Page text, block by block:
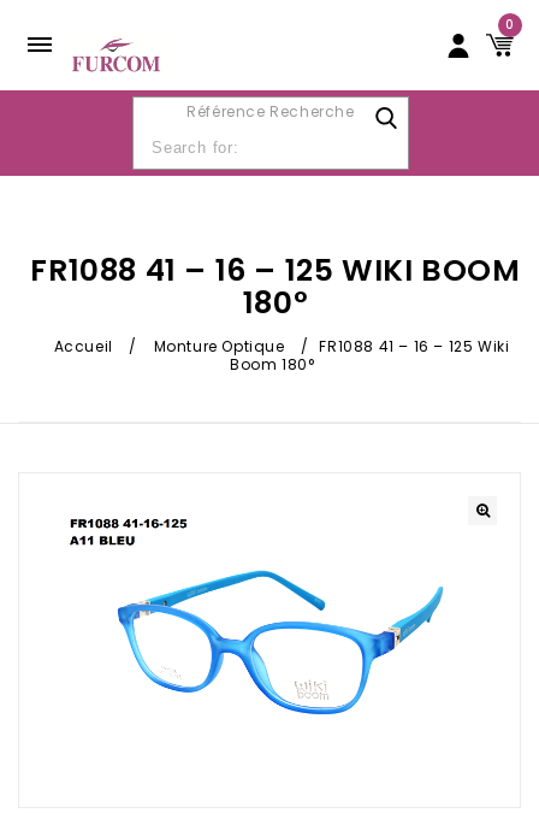
0
Référence Recherche
FR1088 41 – 16 – 125 WIKI BOOM
180°
Accueil / Monture Optique /
FR1088 41 – 16 – 125 Wiki
Boom 180°